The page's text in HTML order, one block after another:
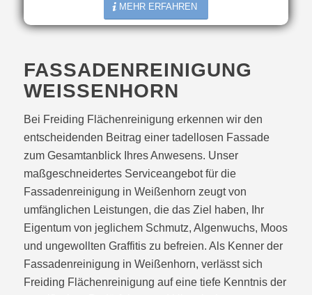
MEHR ERFAHREN
FASSADENREINIGUNG
WEISSENHORN
Bei Freiding Flächenreinigung erkennen wir den
entscheidenden Beitrag einer tadellosen Fassade
zum Gesamtanblick Ihres Anwesens. Unser
maßgeschneidertes Serviceangebot für die
Fassadenreinigung in Weißenhorn zeugt von
umfänglichen Leistungen, die das Ziel haben, Ihr
Eigentum von jeglichem Schmutz, Algenwuchs, Moos
und ungewollten Graffitis zu befreien. Als Kenner der
Fassadenreinigung in Weißenhorn, verlässt sich
Freiding Flächenreinigung auf eine tiefe Kenntnis der